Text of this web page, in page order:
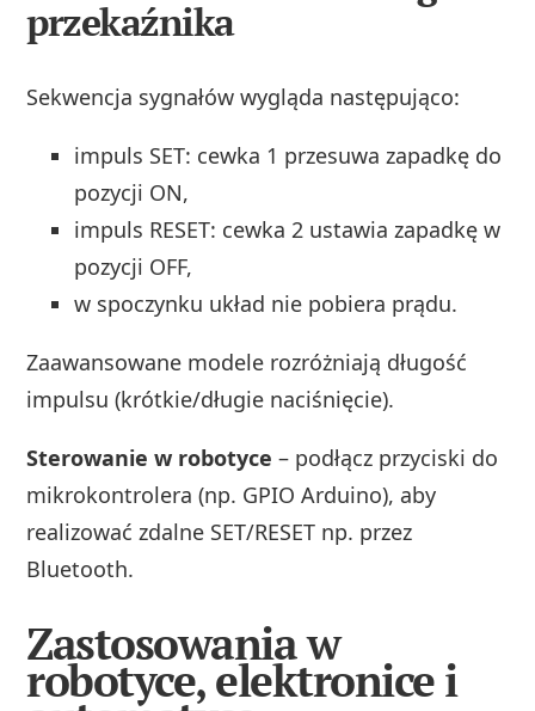
przekaźnika
Sekwencja sygnałów wygląda następująco:
impuls SET: cewka 1 przesuwa zapadkę do
pozycji ON,
impuls RESET: cewka 2 ustawia zapadkę w
pozycji OFF,
w spoczynku układ nie pobiera prądu.
Zaawansowane modele rozróżniają długość
impulsu (krótkie/długie naciśnięcie).
Sterowanie w robotyce – podłącz przyciski do
mikrokontrolera (np. GPIO Arduino), aby
realizować zdalne SET/RESET np. przez
Bluetooth.
Zastosowania w
robotyce, elektronice i